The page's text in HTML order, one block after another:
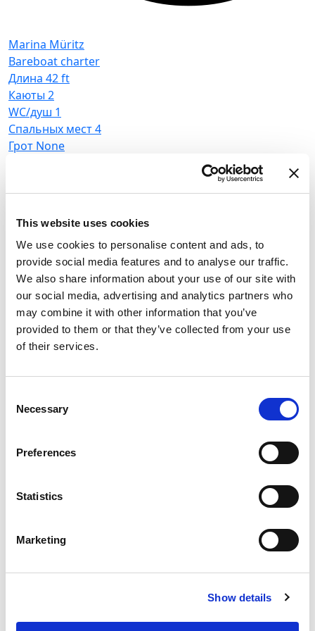
This website uses cookies
We use cookies to personalise content and ads, to
provide social media features and to analyse our traffic.
We also share information about your use of our site with
our social media, advertising and analytics partners who
may combine it with other information that you’ve
provided to them or that they’ve collected from your use
of their services.
Selection
Necessary
Preferences
Statistics
Marketing
Show details
Marina Müritz
Bareboat charter
Длина 42 ft
Каюты 2
WC/душ 1
Спальных мест4
Грот None
HouseboatFebomobil 1180
Германия ,Rechlin
Marina Müritz
Bareboat charter
Прайс-лист
Год постройки
3
WC/душ
Грот
Длина
Houseboat — аренда яхты в Германия, Rechlin:
проверенные предложения, прозрачные цены и